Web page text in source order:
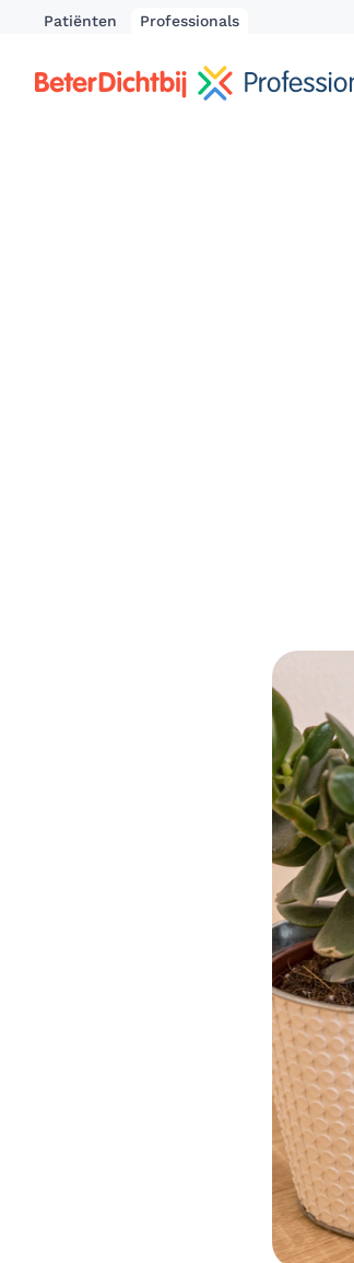
Patiënten Professionals